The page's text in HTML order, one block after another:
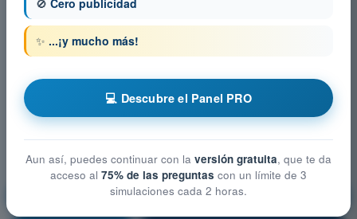
Limitaciones del rendimiento humano
✨ ...¡y mucho más!
💻 Descubre el Panel PRO
Aun así, puedes continuar con la versión gratuita, que te da
acceso al 75% de las preguntas con un límite de 3
simulaciones cada 2 horas.